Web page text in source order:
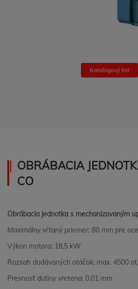
Katalógový list
OBRÁBACIA
CO
Obrábacia jednotka s mechanizovaným
Maximálny vŕtaný priemer: 80 mm pre
Výkon motora: 18,5 kW
Rozsah dodávaných otáčok: max. 4500
Presnosť dutiny vretena: 0,01 mm